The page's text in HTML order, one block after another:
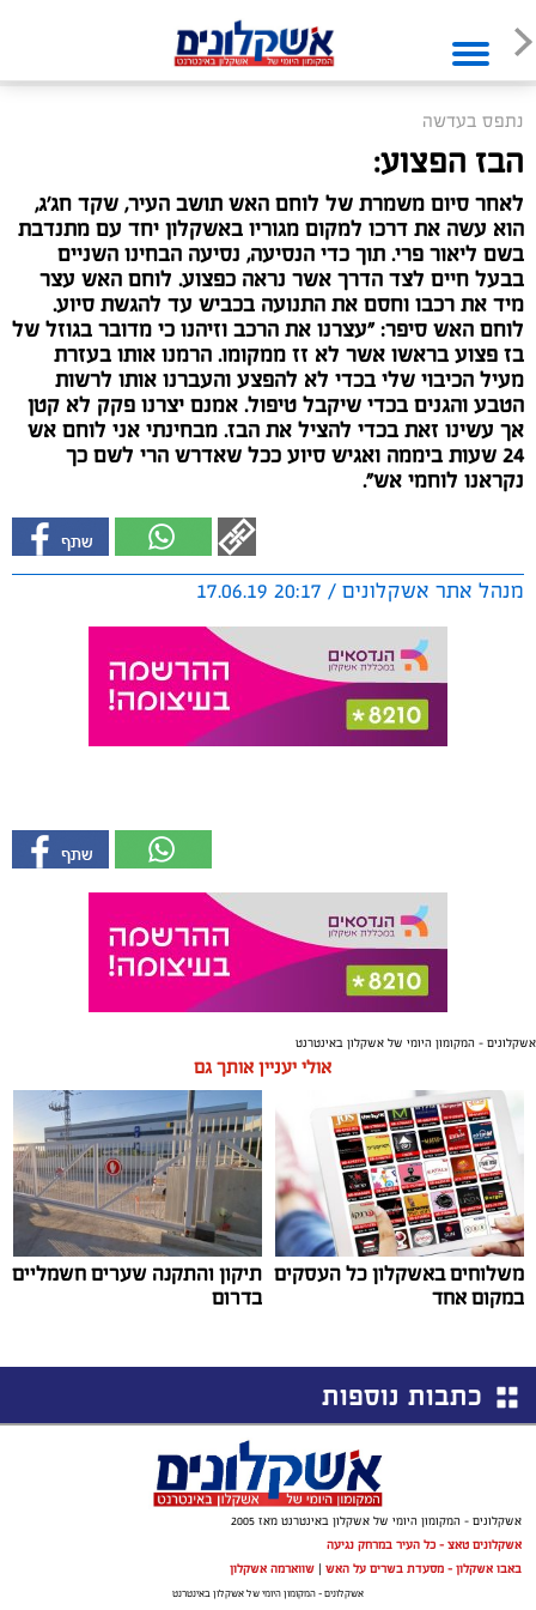
נתפס בעדשה
הבז הפצוע:
לאחר סיום משמרת של לוחם האש תושב העיר, שקד חג'ג,
הוא עשה את דרכו למקום מגוריו באשקלון יחד עם מתנדבת
בשם ליאור פרי. תוך כדי הנסיעה, נסיעה הבחינו השניים
בבעל חיים לצד הדרך אשר נראה כפצוע. לוחם האש עצר
מיד את רכבו וחסם את התנועה בכביש עד להגשת סיוע.
לוחם האש סיפר: "עצרנו את הרכב וזיהנו כי מדובר בגוזל של
בז פצוע בראשו אשר לא זז ממקומו. הרמנו אותו בעזרת
מעיל הכיבוי שלי בכדי לא להפצע והעברנו אותו לרשות
הטבע והגנים בכדי שיקבל טיפול. אמנם יצרנו פקק לא קטן
אך עשינו זאת בכדי להציל את הבז. מבחינתי אני לוחם אש
24 שעות ביממה ואגיש סיוע ככל שאדרש הרי לשם כך
נקראנו לוחמי אש".
מנהל אתר אשקלונים / 20:17 17.06.19
אשקלונים - המקומון היומי של אשקלון באינטרנט
אולי יעניין אותך גם
משלוחים באשקלון כל העסקים
במקום אחד
תיקון והתקנה שערים חשמליים
בדרום
כתבות נוספות
אשקלונים - המקומון היומי של אשקלון באינטרנט מאז 2005
אשקלונים טאצ - כל העיר במרחק נגיעה
באבו אשקלון - מסעדת בשרים על האש | שווארמה אשקלון
אשקלונים - המקומון היומי של אשקלון באינטרנט